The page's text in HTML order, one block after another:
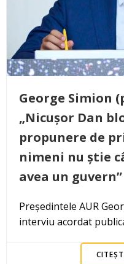
George Simion
„Nicușor Dan
propunere de
nimeni nu știe
avea un guvern”
Președintele AUR
interviu acordat